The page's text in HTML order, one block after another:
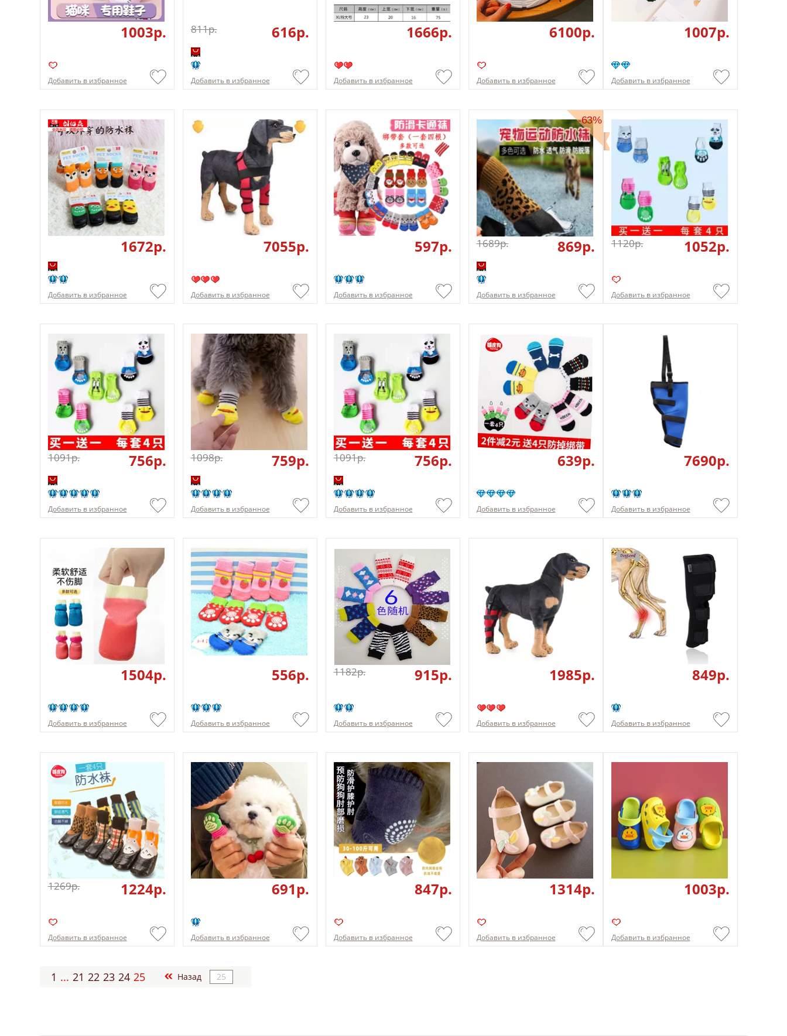
1003p.
Добавить в избранное
811p. 616p.
Добавить в избранное
1666p.
Добавить в избранное
6100p.
Добавить в избранное
1007p.
Добавить в избранное
1672p.
Добавить в избранное
7055p.
Добавить в избранное
597p.
Добавить в избранное
-63%
1689p. 869p.
Добавить в избранное
1120p. 1052p.
Добавить в избранное
1091p. 756p.
Добавить в избранное
1098p. 759p.
Добавить в избранное
1091p. 756p.
Добавить в избранное
639p.
Добавить в избранное
7690p.
Добавить в избранное
1504p.
Добавить в избранное
556p.
Добавить в избранное
1182p. 915p.
Добавить в избранное
1985p.
Добавить в избранное
849p.
Добавить в избранное
1269p. 1224p.
Добавить в избранное
691p.
Добавить в избранное
847p.
Добавить в избранное
1314p.
Добавить в избранное
1003p.
Добавить в избранное
1 ... 21 22 23 24 25 Назад